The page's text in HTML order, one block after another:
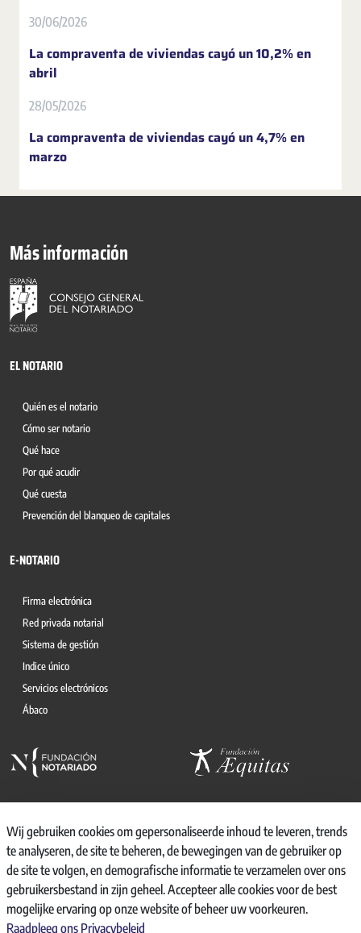
30/06/2026
La compraventa de viviendas cayó un 10,2% en
abril
28/05/2026
La compraventa de viviendas cayó un 4,7% en
marzo
Más información
EL NOTARIO
Quién es el notario
Cómo ser notario
Qué hace
Por qué acudir
Qué cuesta
Prevención del blanqueo de capitales
E-NOTARIO
Firma electrónica
Red privada notarial
Sistema de gestión
Indice único
Servicios electrónicos
Ábaco
© 2026, CONSEJO GENERAL DEL NOTARIO
CANAL INTERNO DE INFORMACIÓN
REGISTRO DE ACTIVIDADES DE TRATAMIENTO
AVISO LEGAL
Wij gebruiken cookies om gepersonaliseerde inhoud te leveren, trends
te analyseren, de site te beheren, de bewegingen van de gebruiker op
de site te volgen, en demografische informatie te verzamelen over ons
gebruikersbestand in zijn geheel. Accepteer alle cookies voor de best
mogelijke ervaring op onze website of beheer uw voorkeuren.
Raadpleeg ons Privacybeleid